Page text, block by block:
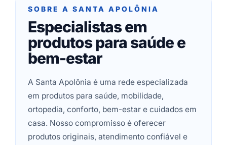
SOBRE A SANTA APOLÔNIA
Especialistas em
produtos para saúde e
bem-estar
A Santa Apolônia é uma rede especializada
em produtos para saúde, mobilidade,
ortopedia, conforto, bem-estar e cuidados em
casa. Nosso compromisso é oferecer
produtos originais, atendimento confiável e